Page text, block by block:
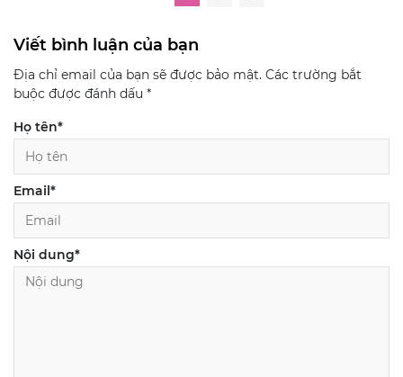
Viết bình luận của bạn
Địa chỉ email của bạn sẽ được bảo mật. Các trường bắt
buộc được đánh dấu *
Họ tên*
Email *
Nội dung*